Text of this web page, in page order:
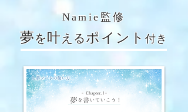
Namie監修
夢を叶えるポイント付き